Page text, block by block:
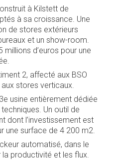
à Kilstett de
à sa croissance. Une
de stores extérieurs
et un show-room.
millions d’euros pour une
2, affecté aux BSO
stores verticaux.
usine entièrement dédiée
Un outil de
dont l’investissement est
une surface de 4 200 m2.
automatisé, dans le
productivité et les flux.